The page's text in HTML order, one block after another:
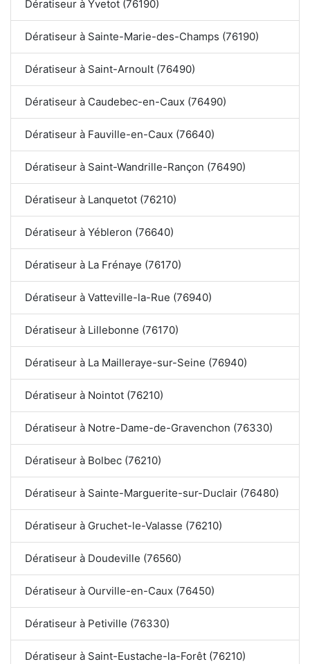
Dératiseur à Yvetot (76190)
Dératiseur à Sainte-Marie-des-Champs (76190)
Dératiseur à Saint-Arnoult (76490)
Dératiseur à Caudebec-en-Caux (76490)
Dératiseur à Fauville-en-Caux (76640)
Dératiseur à Saint-Wandrille-Rançon (76490)
Dératiseur à Lanquetot (76210)
Dératiseur à Yébleron (76640)
Dératiseur à La Frénaye (76170)
Dératiseur à Vatteville-la-Rue (76940)
Dératiseur à Lillebonne (76170)
Dératiseur à La Mailleraye-sur-Seine (76940)
Dératiseur à Nointot (76210)
Dératiseur à Notre-Dame-de-Gravenchon (76330)
Dératiseur à Bolbec (76210)
Dératiseur à Sainte-Marguerite-sur-Duclair (76480)
Dératiseur à Gruchet-le-Valasse (76210)
Dératiseur à Doudeville (76560)
Dératiseur à Ourville-en-Caux (76450)
Dératiseur à Petiville (76330)
Dératiseur à Saint-Eustache-la-Forêt (76210)